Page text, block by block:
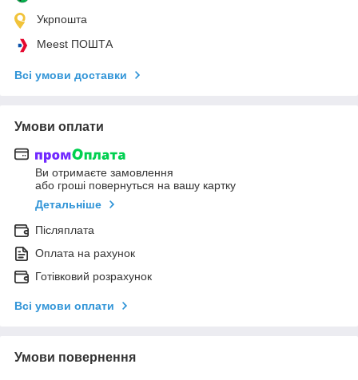
Укрпошта
Meest ПОШТА
Всі умови доставки
Умови оплати
Ви отримаєте замовлення
або гроші повернуться на вашу картку
Детальніше
Післяплата
Оплата на рахунок
Готівковий розрахунок
Всі умови оплати
Умови повернення